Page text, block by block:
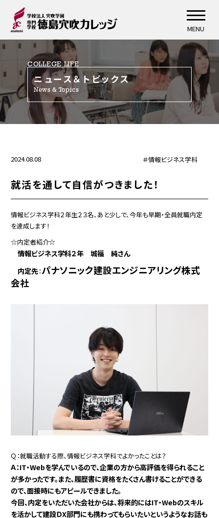
MENU
COLLEGE LIFE
ニュース＆トピックス
News & Topics
2024.08.08 ＃情報ビジネス学科
就活を通して自信がつきました！
情報ビジネス学科２年生２３名、あと少しで、今年も早期・全員就職内定
を達成します！
☆内定者紹介☆
情報ビジネス学科２年 城福 純さん
内定先：パナソニック建設エンジニアリング株式
会社
Ｑ：就職活動する際、情報ビジネス学科でよかったことは？
Ａ：IT・Webを学んでいるので、企業の方から高評価を得られること
が多かったです。また、履歴書に資格をたくさん書けることができる
ので、面接時にもアピールできました。
今回、内定をいただいた会社からは、将来的にはIT・Webのスキル
を活かして建設ＤX部門にも携わってもらいたいというようなお話も